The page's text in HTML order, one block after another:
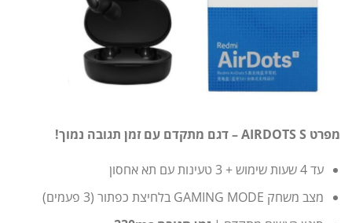
מפרט AIRDOTS S – דגם מתקדם עם זמן תגובה נמוך!
עד 4 שעות שימוש + 3 טעינות עם תא אחסון
מצב משחק GAMING MODE בלחיצת כפתור (3 פעמים)